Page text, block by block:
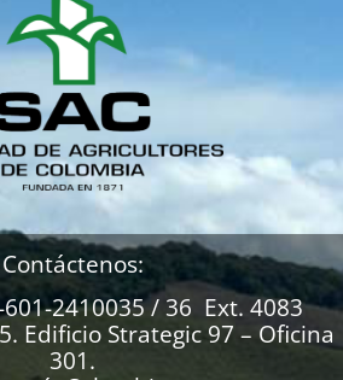
Contáctenos:
2410035 / 36 Ext. 4083
Edificio Strategic 97 – Oficina
301.